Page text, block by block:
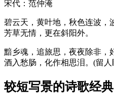
宋代：范仲淹
碧云天，黄叶地，秋色连波，
芳草无情，更在斜阳外。
黯乡魂，追旅思，夜夜除非，
酒入愁肠，化作相思泪。(留
较短写景的诗歌经典